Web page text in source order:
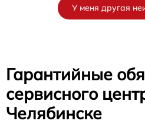
У меня другая
Гарантийные
сервисного
Челябинске